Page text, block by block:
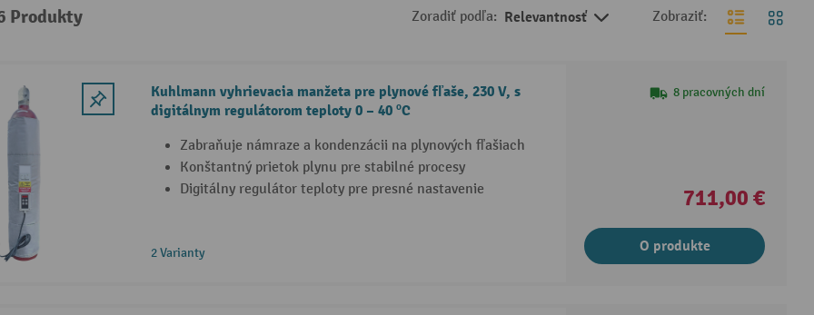
Produkty Zoradiť podľa: Relevantnosť Zobraziť:
Kuhlmann vyhrievacia manžeta pre plynové fľaše, 230 V, s
digitálnym regulátorom teploty 0 – 40 ºC
Zabraňuje námraze a kondenzácii na plynových fľašiach
Konštantný prietok plynu pre stabilné procesy
Digitálny regulátor teploty pre presné nastavenie
2 Varianty
8 pracovných dní
711,00 €
O produkte